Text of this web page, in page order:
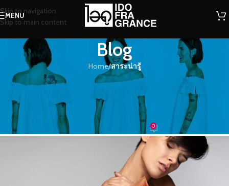
Skip to navigation
Skip to main content
MENU
Blog
Home/สาระน่ารู้
สาระน่ารู้
หอมติดผิวด้วยเคล็ดลับดีๆ ของวิธีใช้
โลชั่นน้ำหอม
น้ำหอม On 28/12/2021 0